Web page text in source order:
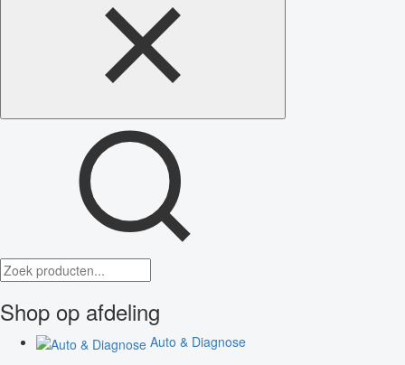
Shop op afdeling
Auto & Diagnose